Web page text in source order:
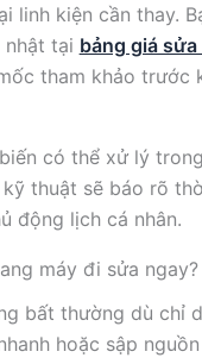
linh kiện cần thay.
nhật tại bảng giá
tham khảo trước
có thể xử lý
thuật sẽ báo rõ
động lịch cá nhân.
máy đi sửa ngay?
bất thường dù chỉ
hoặc sập